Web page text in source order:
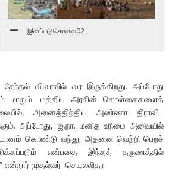
இனப்படுகொலை02
விரைவில் வர இருக்கிறது. அப்போது
மாறும். மத்திய அரசின் கொள்கைகளைத்
அனைத்திந்திய அண்ணா திராவிட
அப்போது, ஐ.நா. மனித உரிமை அவையில்
கொண்டு வந்து, அதனை வெற்றி பெறச்
என்பதை இந்தத் தருணத்தில்
என்றார் முதல்வர் ‌செயலலிதா